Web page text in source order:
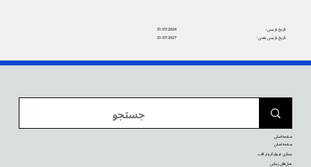
31/07/2024
تاریخ بازبینی:
31/07/2027
تاریخ بازبینی بعدی:
صفحه اصلی
صفحه اصلی
بیماری عروق کرونر قلب
عمل‌های زیبایی